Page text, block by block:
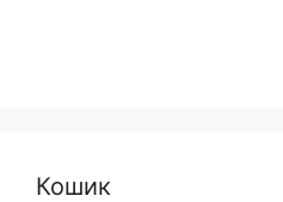
Кошик